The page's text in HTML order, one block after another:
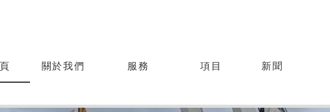
關於我們 服務 項目 新聞